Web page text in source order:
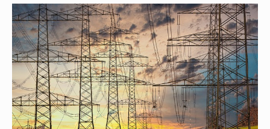
overnames verder uit. Naast M&A-advies kunnen
ondernemers, investeerders en dealteams vanaf nu ook
terecht voor ondersteuning op het gebied […]